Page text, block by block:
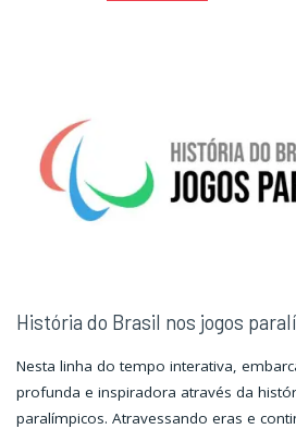
História do Brasil nos jogos
Nesta linha do tempo interativa,
profunda e inspiradora através da
paralímpicos. Atravessando eras e